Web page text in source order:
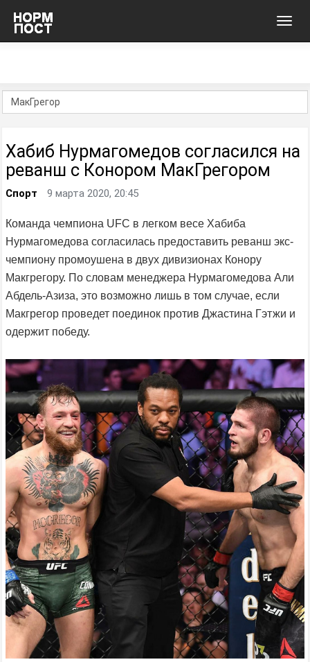
Хабиб Нурмагомедов согласился на
реванш с Конором МакГрегором
Спорт 9 марта 2020, 20:45
Команда чемпиона UFC в легком весе Хабиба
Нурмагомедова согласилась предоставить реванш экс-
чемпиону промоушена в двух дивизионах Конору
Макгрегору. По словам менеджера Нурмагомедова Али
Абдель-Азиза, это возможно лишь в том случае, если
Макгрегор проведет поединок против Джастина Гэтжи и
одержит победу.